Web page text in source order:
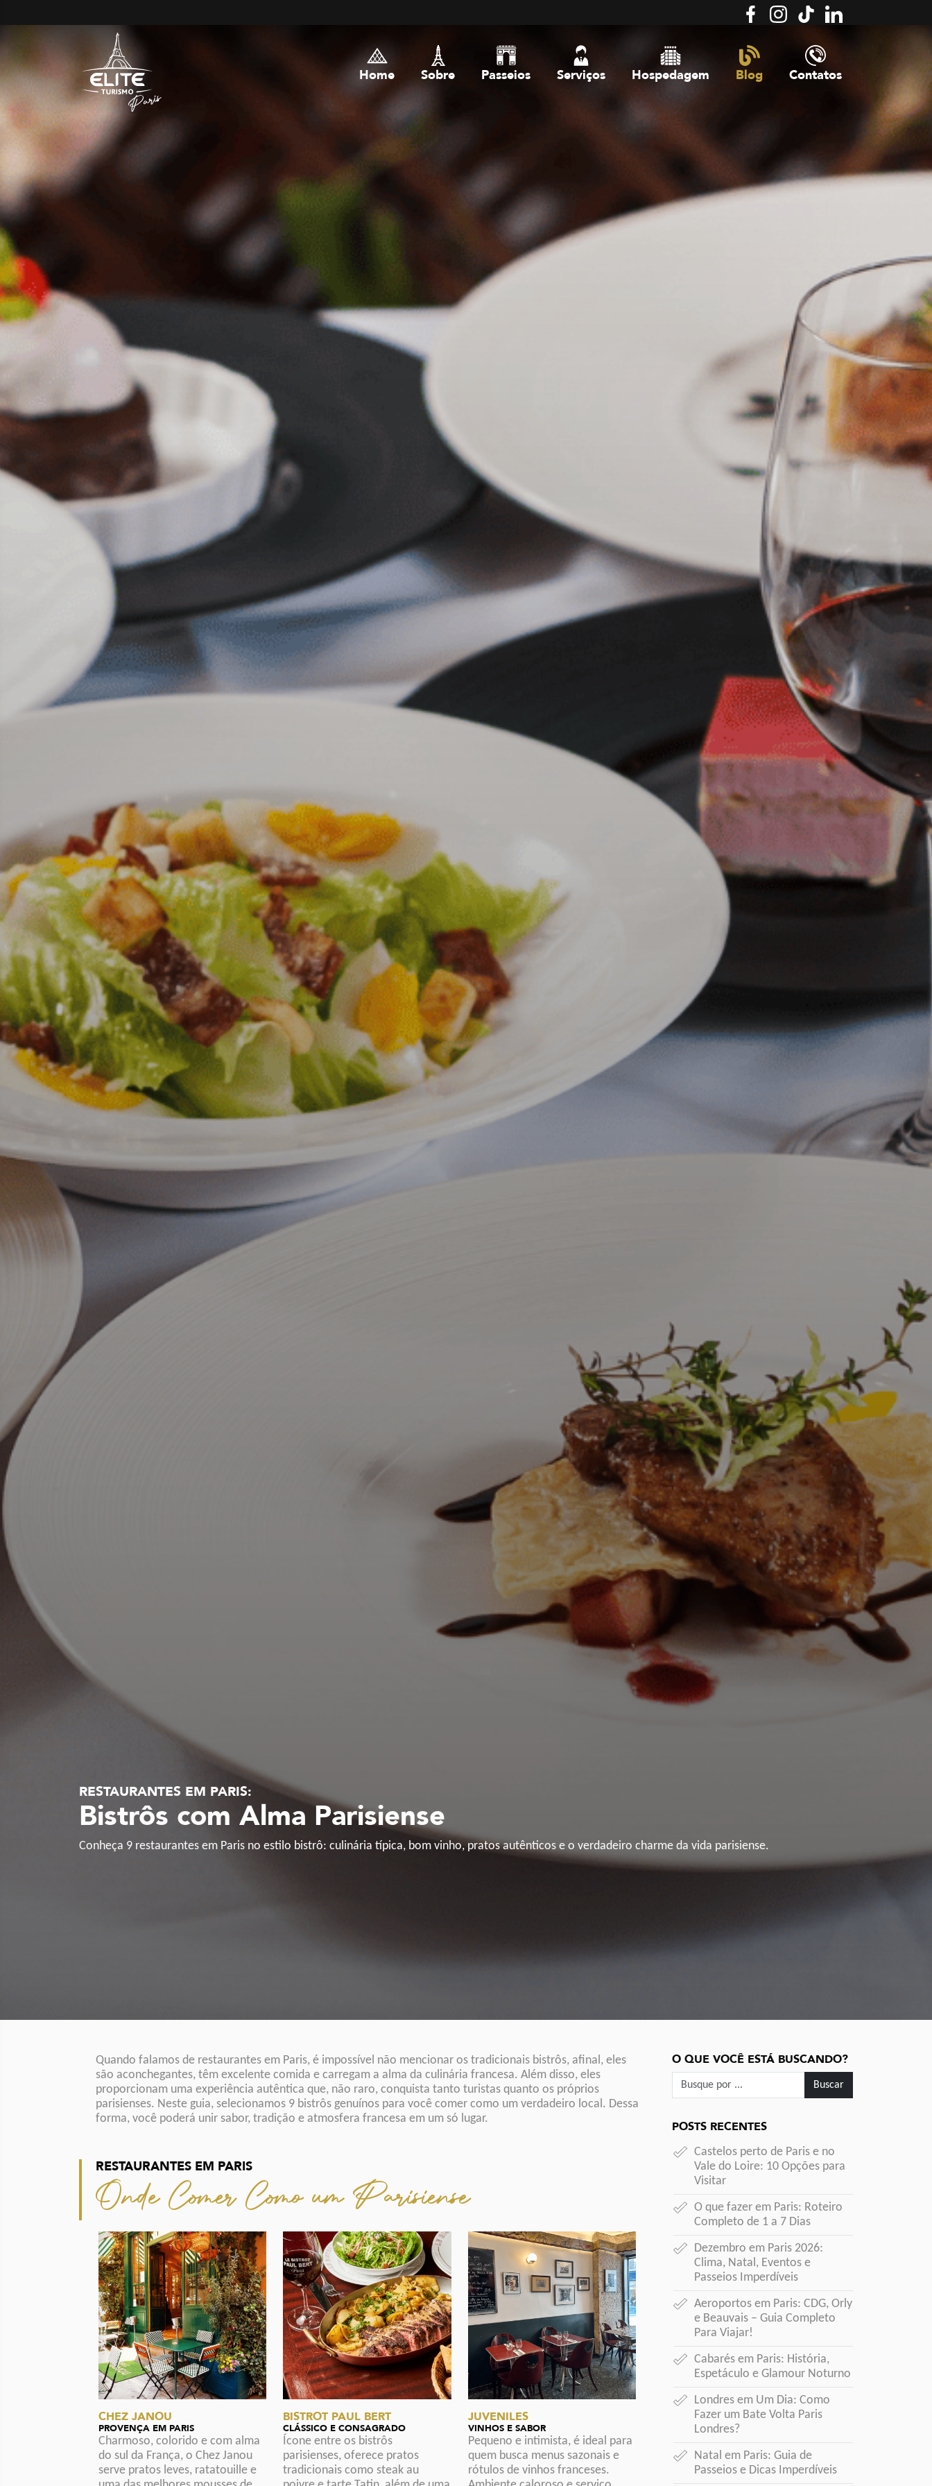
Home Sobre Passeios Serviços Hospedagem Blog Contatos
RESTAURANTES EM PARIS:
Bistrôs com Alma Parisiense
Conheça 9 restaurantes em Paris no estilo bistrô: culinária típica, bom vinho, pratos autênticos e o verdadeiro charme da vida parisiense.
Quando falamos de restaurantes em Paris, é impossível não mencionar os tradicionais bistrôs, afinal, eles
são aconchegantes, têm excelente comida e carregam a alma da culinária francesa. Além disso, eles
proporcionam uma experiência autêntica que, não raro, conquista tanto turistas quanto os próprios
parisienses. Neste guia, selecionamos 9 bistrôs genuínos para você comer como um verdadeiro local. Dessa
forma, você poderá unir sabor, tradição e atmosfera francesa em um só lugar.
RESTAURANTES EM PARIS
Onde Comer Como um Parisiense
CHEZ JANOU
PROVENÇA EM PARIS
Charmoso, colorido e com alma
do sul da França, o Chez Janou
serve pratos leves, ratatouille e
BISTROT PAUL BERT
CLÁSSICO E CONSAGRADO
Ícone entre os bistrôs
parisienses, oferece pratos
tradicionais como steak au
JUVENILES
VINHOS E SABOR
Pequeno e intimista, é ideal para
quem busca menus sazonais e
rótulos de vinhos franceses.
O QUE VOCÊ ESTÁ BUSCANDO?
Buscar
POSTS RECENTES
Castelos perto de Paris e no
Vale do Loire: 10 Opções para
Visitar
O que fazer em Paris: Roteiro
Completo de 1 a 7 Dias
Dezembro em Paris 2026:
Clima, Natal, Eventos e
Passeios Imperdíveis
Aeroportos em Paris: CDG, Orly
e Beauvais – Guia Completo
Para Viajar!
Cabarés em Paris: História,
Espetáculo e Glamour Noturno
Londres em Um Dia: Como
Fazer um Bate Volta Paris
Londres?
Natal em Paris: Guia de
Passeios e Dicas Imperdíveis